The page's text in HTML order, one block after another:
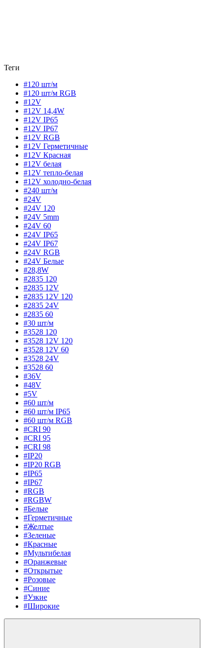
Теги
#120 шт/м
#120 шт/м RGB
#12V
#12V 14,4W
#12V IP65
#12V IP67
#12V RGB
#12V Герметичные
#12V Красная
#12V белая
#12V тепло-белая
#12V холодно-белая
#240 шт/м
#24V
#24V 120
#24V 5mm
#24V 60
#24V IP65
#24V IP67
#24V RGB
#24V Белые
#28,8W
#2835 120
#2835 12V
#2835 12V 120
#2835 24V
#2835 60
#30 шт/м
#3528 120
#3528 12V 120
#3528 12V 60
#3528 24V
#3528 60
#36V
#48V
#5V
#60 шт/м
#60 шт/м IP65
#60 шт/м RGB
#CRI 90
#CRI 95
#CRI 98
#IP20
#IP20 RGB
#IP65
#IP67
#RGB
#RGBW
#Белые
#Герметичные
#Желтые
#Зеленые
#Красные
#Мультибелая
#Оранжевые
#Открытые
#Розовые
#Синие
#Узкие
#Широкие